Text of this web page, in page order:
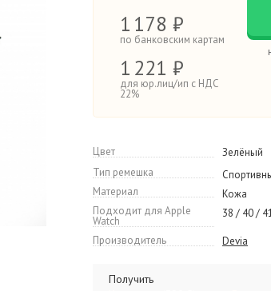
1 178 ₽
по банковским картам
1 221 ₽
для юр.лиц/ип с НДС
22%
Цвет
Зелёный
Тип ремешка
Материал
Кожа
Подходит для Apple
Watch
38 / 40 /
Производитель
Devia
Получить